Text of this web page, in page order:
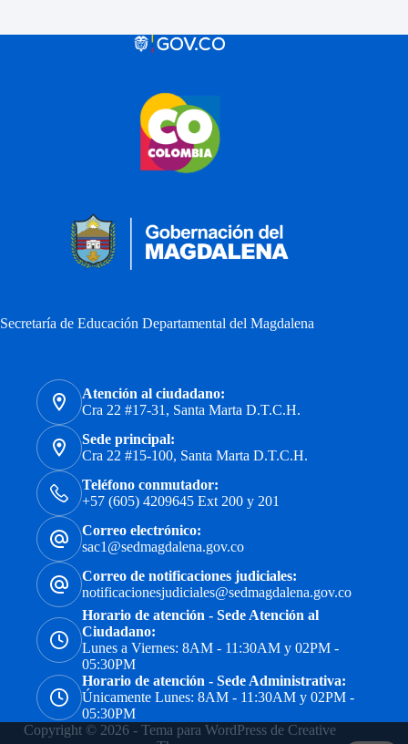
Secretaría de Educación Departamental del Magdalena
Atención al ciudadano:
Cra 22 #17-31, Santa Marta D.T.C.H.
Sede principal:
Cra 22 #15-100, Santa Marta D.T.C.H.
Teléfono conmutador:
+57 (605) 4209645 Ext 200 y 201
Correo electrónico:
sac1@sedmagdalena.gov.co
Correo de notificaciones judiciales:
notificacionesjudiciales@sedmagdalena.gov.co
Horario de atención - Sede Atención al
Ciudadano:
Lunes a Viernes: 8AM - 11:30AM y 02PM -
05:30PM
Horario de atención - Sede Administrativa:
Únicamente Lunes: 8AM - 11:30AM y 02PM -
05:30PM
Copyright © 2026 - Tema para WordPress de Creative